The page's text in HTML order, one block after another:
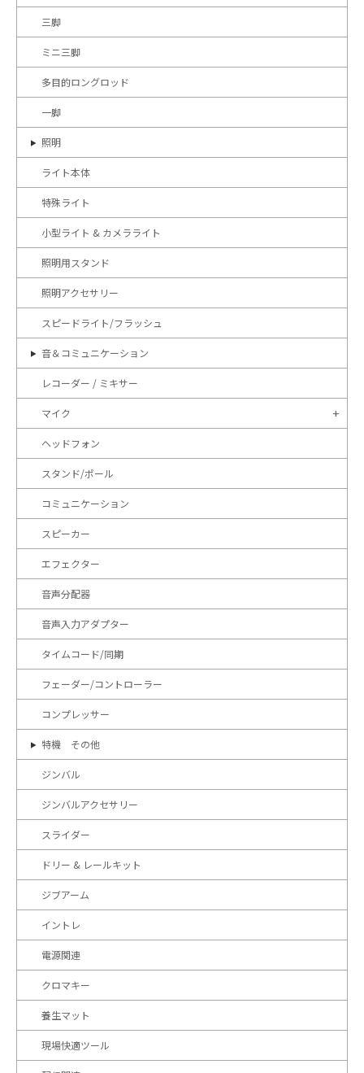
三脚
ミニ三脚
多目的ロングロッド
一脚
照明
ライト本体
特殊ライト
小型ライト & カメラライト
照明用スタンド
照明アクセサリー
スピードライト/フラッシュ
音＆コミュニケーション
レコーダー / ミキサー
マイク
ヘッドフォン
スタンド/ポール
コミュニケーション
スピーカー
エフェクター
音声分配器
音声入力アダプター
タイムコード/同期
フェーダー/コントローラー
コンプレッサー
特機 その他
ジンバル
ジンバルアクセサリー
スライダー
ドリー & レールキット
ジブアーム
イントレ
電源関連
クロマキー
養生マット
現場快適ツール